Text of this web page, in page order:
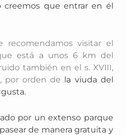
que entrar en él
recomendamos visitar el
está a unos 6 km del
también en el s. XVIII,
por orden de la viuda del
por un extenso parque
de manera gratuita y